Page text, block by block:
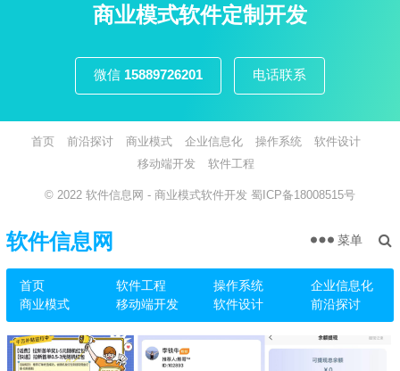
商业模式软件定制开发
微信 15889726201 电话联系
首页 前沿探讨 商业模式 企业信息化 操作系统
软件设计
移动端开发
软件工程
© 2022 软件信息网 - 商业模式软件开发 蜀ICP备18008515号
软件信息网
首页 软件工程 操作系统
企业信息化
商业模式
移动端开发 软件设计 前沿探讨
菜单